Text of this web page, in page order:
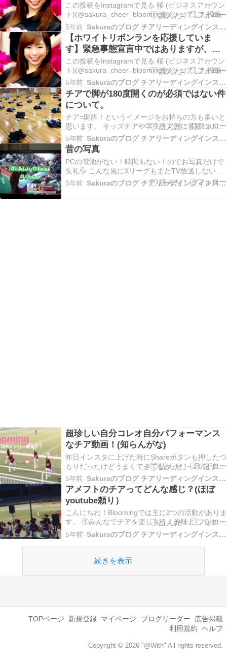
ントを多くの方に知...
この投稿をInstagramで見る 桜 (ビジネスアカウン
ト)(@sakura_cheer_blooming)がシェアした投稿
5年前
Sakuraのブログ チアリーディングインストラクターコーチ
【ホワイトリボンランを応援していま
す】緊急事態宣言中ではありますが、
Bloomingでコ...
この投稿をInstagramで見る 桜 (ビジネスアカウン
ト)(@sakura_cheer_blooming)がシェアした投稿
5年前
Sakuraのブログ チアリーディングインストラクターコーチ
チアで脚が180度開くのが必須ではない件
について。
チア=開脚！というイメージをお持ちの方も多いと
思います。 キッズチアや学生チア部に体験にいら
っしゃった方が必ずと言っていいほどいうのは
「体硬いんですけど大丈夫ですか？」 そして「足
180度開かないんですけど・・・」 です！絶対こ
れがレッスン体験時に言うNo.1だと思う！！！別
の…
5年前 Sakuraのブログ チアリーディングインストラクターコーチ
昔の写真
PCの電池がない！時間もない！のでお写真だけで
失礼💦 こんな風にXリーグもまたTV放送しないか
な～～フィールドゴールの瞬間にカメラに抜かれ
た時の写真💛この寸前は後ろに向いて踊っていた
5年前 Sakuraのブログ チアリーディングインストラクターコーチ
超珍しい自分コレオ自分パフォーマンス
なチア動画！(知らんがな)
昨日インスタに上げた時にShareボタンも押したつ
もりだったけどうまくできてなかった～😢 超珍し
い、私が振り付け作ったものを私自身が躍ってい
るところ！＠富士通スタジアム川崎 インスタグラ
ムで動画も見れます💛
↓https://www.instagram.com/p/CLMRJRI…
5年前 Sakuraのブログ チアリーディングインストラクターコーチ
アメフトのチアってどんな感じ？(ほぼ
youtube頼り）
こんにちわ！Bloomingでは主に2つの活動がありま
す。 ①みんなでチアを楽しもう！趣味としての活
動②チアインストラクター・コーチ お仕事として
の活動 現在2種とも募集中です💛チアのインスト
ラクター・コーチに興味がある方はぜひDM下さい
✨子共が好き、多くの人にチアを広めたい！…
5年前 Sakuraのブログ チアリーディングインストラクターコーチ
続きを表示
TOPページ 新規登録 マイページ ブログリーダー
広告掲載
利用規約 ヘルプ
Copyright © 2026 "@With" All rights reserved.